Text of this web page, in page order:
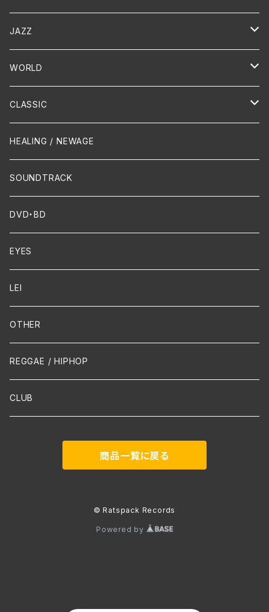
演歌 / 歌謡曲
PUNK/HARDCORE
Hip-Hop/Dancehall Reggae
Oldies
HR/HM
JAZZ
Vocal
Piano
Crossover / Fusion
Dixie / New Orleans
FUNK
WORLD
HAWAIIAN
Chanson
CLASSIC
Piano
Flute
Violin
Cello
Guitar / Ukulele
Mandolin
声楽
吹奏楽
Contemporary / Avangarde
HEALING / NEWAGE
SOUNDTRACK
DVD・BD
EYES
LEI
OTHER
REGGAE / HIPHOP
CLUB
商品一覧に戻る
© Ratspack Records
Powered by